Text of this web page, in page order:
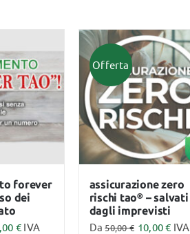
forever
dei
€ IVA
Offerta
assicurazione zero
rischi tao® – salvati
dagli imprevisti
Da50,00€ 10,00€ IVA